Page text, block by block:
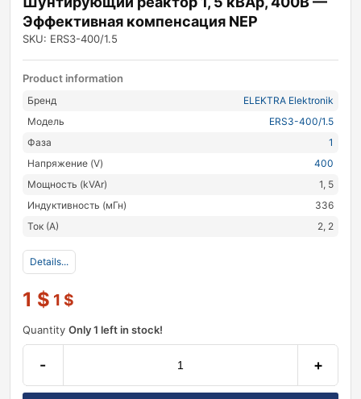
Эффективная компенсация NEP
SKU: ERS3-400/1.5
Product information
Бренд
ELEKTRA Elektronik
Модель
ERS3-400/1.5
Фаза
1
Напряжение (V)
400
Мощность (kVAr)
1, 5
Индуктивность (мГн)
336
Ток (А)
2, 2
Details...
1 $ 1 $
Quantity Only 1 left in stock!
- +